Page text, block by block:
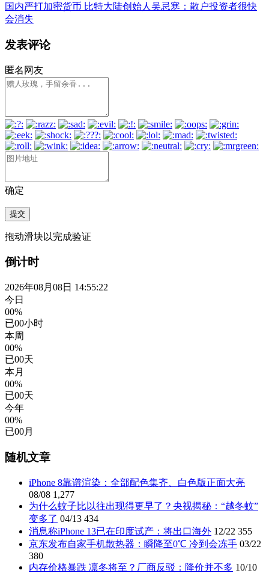
国内严打加密货币 比特大陆创始人吴忌寒：散户投资者很快
会消失
发表评论
匿名网友
确定
提交
拖动滑块以完成验证
倒计时
2026年08月08日 14:55:22
今日
00%
已00小时
本周
00%
已00天
本月
00%
已00天
今年
00%
已00月
随机文章
iPhone 8靠谱渲染：全部配色集齐、白色版正面大亮
08/08 1,277
为什么蚊子比以往出现得更早了？央视揭秘：“越冬蚊”
变多了 04/13 434
消息称iPhone 13已在印度试产：将出口海外 12/22 355
京东发布自家手机散热器：瞬降至0℃ 冷到会冻手 03/22
380
内存价格暴跌 凛冬将至？厂商反驳：降价并不多 10/10